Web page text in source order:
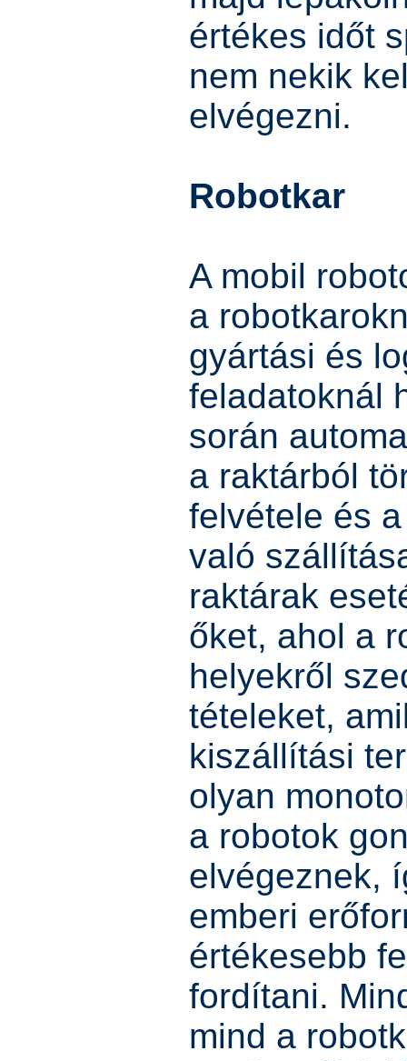
értékes időt
nem nekik
elvégezni.
Robotkar
A mobil
a
gyártási és
feladatoknál
során
a raktárból
felvétele és
való
raktárak
őket, ahol a
helyekről
tételeket,
kiszállítási
olyan
a robotok
elvégeznek,
emberi
értékesebb
fordítani.
mind a